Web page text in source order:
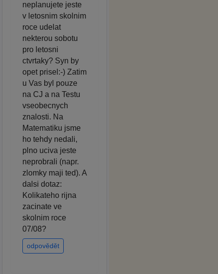
neplanujete jeste
v letosnim skolnim
roce udelat
nekterou sobotu
pro letosni
ctvrtaky? Syn by
opet prisel:-) Zatim
u Vas byl pouze
na CJ a na Testu
vseobecnych
znalosti. Na
Matematiku jsme
ho tehdy nedali,
plno uciva jeste
neprobrali (napr.
zlomky maji ted). A
dalsi dotaz:
Kolikateho rijna
zacinate ve
skolnim roce
07/08?
odpovědět